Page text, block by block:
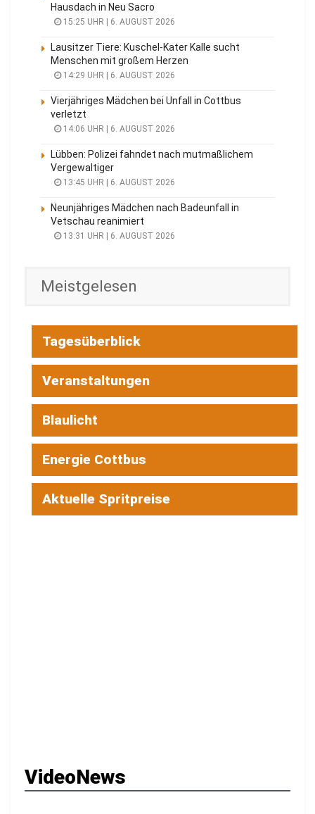
Hausdach in Neu Sacro
15:25 UHR | 6. AUGUST 2026
Lausitzer Tiere: Kuschel-Kater Kalle sucht
Menschen mit großem Herzen
14:29 UHR | 6. AUGUST 2026
Vierjähriges Mädchen bei Unfall in Cottbus
verletzt
14:06 UHR | 6. AUGUST 2026
Lübben: Polizei fahndet nach mutmaßlichem
Vergewaltiger
13:45 UHR | 6. AUGUST 2026
Neunjähriges Mädchen nach Badeunfall in
Vetschau reanimiert
13:31 UHR | 6. AUGUST 2026
Meistgelesen
Tagesüberblick
Veranstaltungen
Blaulicht
Energie Cottbus
Aktuelle Spritpreise
VideoNews